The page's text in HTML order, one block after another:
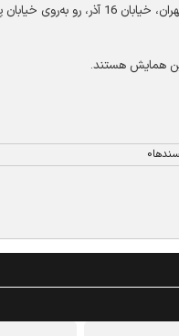
همایش هستند.
0